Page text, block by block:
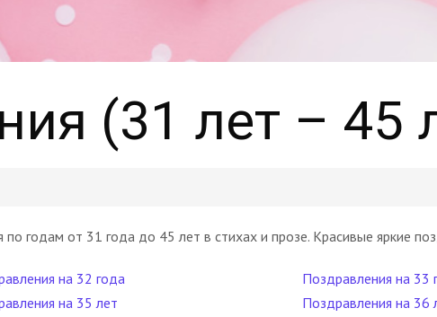
(31 лет – 45
годам от 31 года до 45 лет в стихах и прозе. Красивые яркие
на 32 года
Поздравления на 33
на 35 лет
Поздравления на 36